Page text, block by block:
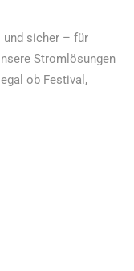
und sicher – für
Stromlösungen
ob Festival,